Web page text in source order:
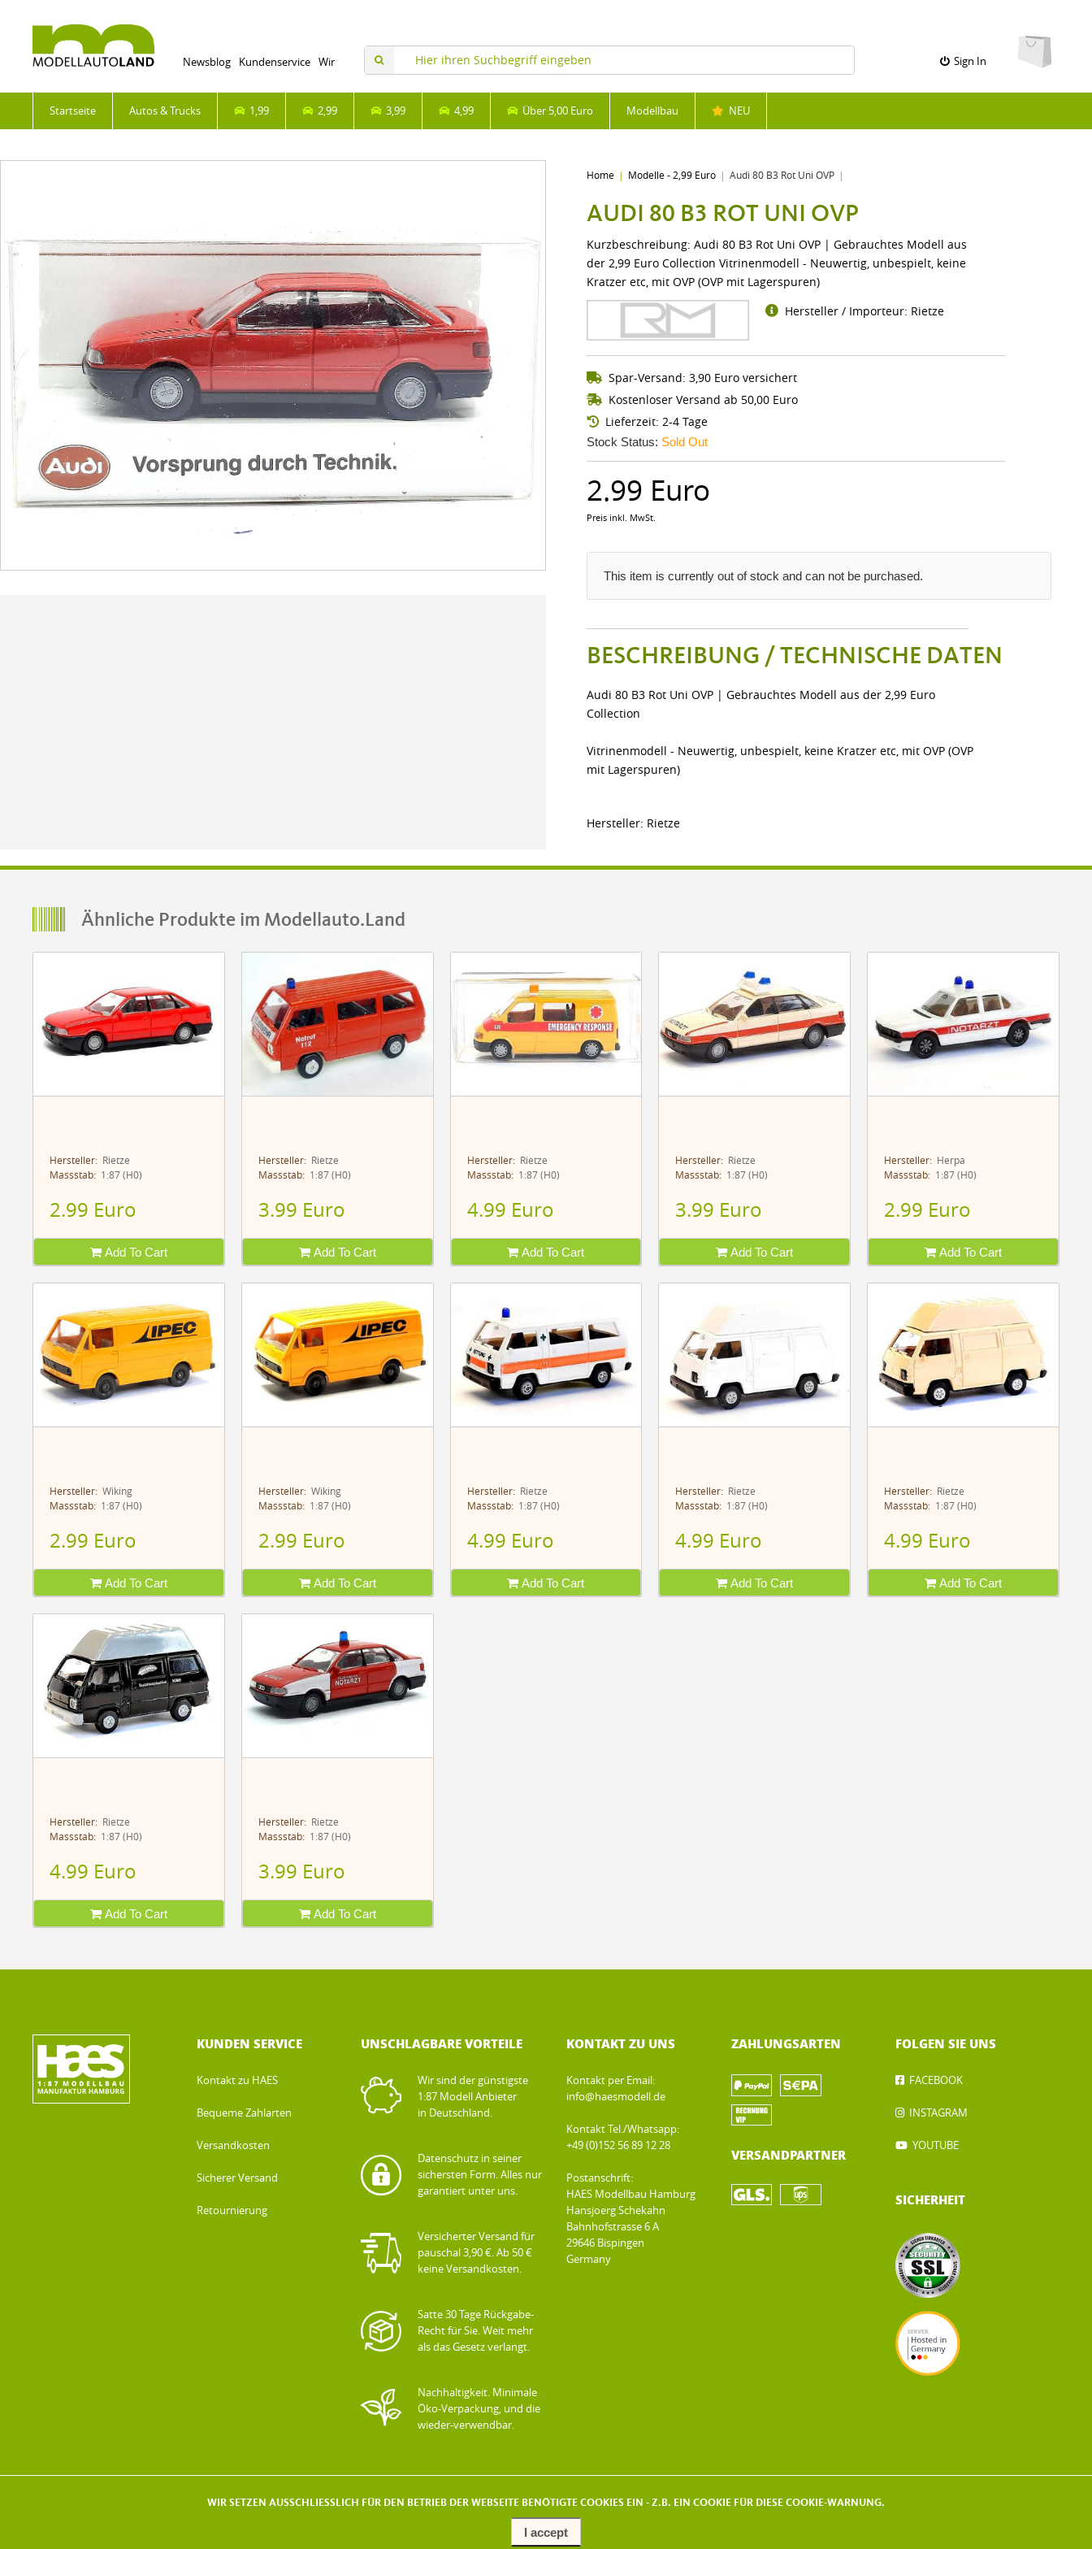
WIR SETZEN AUSSCHLIESSLICH FÜR DEN BETRIEB DER WEBSEITE BENÖTIGTE COOKIES EIN - Z.B. EIN COOKIE FÜR DIESE COOKIE-WARNUNG.
I accept
Newsblog Kundenservice Wir Sign In
Startseite Autos & Trucks 1,99 2,99 3,99 4,99 Über 5,00 Euro Modellbau NEU
Home Modelle - 2,99 Euro Audi 80 B3 Rot Uni OVP
AUDI 80 B3 ROT UNI OVP
Kurzbeschreibung: Audi 80 B3 Rot Uni OVP | Gebrauchtes Modell aus
der 2,99 Euro Collection Vitrinenmodell - Neuwertig, unbespielt, keine
Kratzer etc, mit OVP (OVP mit Lagerspuren)
Hersteller / Importeur: Rietze
Spar-Versand: 3,90 Euro versichert
Kostenloser Versand ab 50,00 Euro
Lieferzeit: 2-4 Tage
Stock Status: Sold Out
2.99 Euro
Preis inkl. MwSt.
This item is currently out of stock and can not be purchased.
BESCHREIBUNG / TECHNISCHE DATEN
Audi 80 B3 Rot Uni OVP | Gebrauchtes Modell aus der 2,99 Euro
Collection
Vitrinenmodell - Neuwertig, unbespielt, keine Kratzer etc, mit OVP (OVP
mit Lagerspuren)
Hersteller: Rietze
Ähnliche Produkte im Modellauto.Land
Hersteller: Rietze
Massstab: 1:87 (H0)
2.99 Euro
Add To Cart
Hersteller:Rietze
Massstab:1:87 (H0)
3.99 Euro
Add To Cart
Hersteller:Rietze
Massstab:1:87 (H0)
4.99 Euro
Add To Cart
Hersteller: Rietze
Massstab: 1:87 (H0)
3.99 Euro
Add To Cart
Hersteller: Herpa
Massstab: 1:87 (H0)
2.99 Euro
Add To Cart
Hersteller: Wiking
Massstab: 1:87 (H0)
2.99 Euro
Add To Cart
Hersteller:Wiking
Massstab:1:87 (H0)
2.99 Euro
Add To Cart
Hersteller:Rietze
Massstab:1:87 (H0)
4.99 Euro
Add To Cart
Hersteller: Rietze
Massstab: 1:87 (H0)
4.99 Euro
Add To Cart
Hersteller: Rietze
Massstab: 1:87 (H0)
4.99 Euro
Add To Cart
Hersteller: Rietze
Massstab: 1:87 (H0)
4.99 Euro
Add To Cart
Hersteller:Rietze
Massstab:1:87 (H0)
3.99 Euro
Add To Cart
KUNDEN SERVICE
Kontakt zu HAES
Bequeme Zahlarten
Versandkosten
Sicherer Versand
Retournierung
UNSCHLAGBARE VORTEILE
Wir sind der günstigste
1:87 Modell Anbieter
in Deutschland.
Datenschutz in seiner
sichersten Form. Alles nur
garantiert unter uns.
Versicherter Versand für
pauschal 3,90 €. Ab 50 €
keine Versandkosten.
Satte 30 Tage Rückgabe-
Recht für Sie. Weit mehr
als das Gesetz verlangt.
Nachhaltigkeit. Minimale
Öko-Verpackung, und die
wieder-verwendbar.
KONTAKT ZU UNS
Kontakt per Email:
info@haesmodell.de
Kontakt Tel./Whatsapp:
+49 (0)152 56 89 12 28
Postanschrift:
HAES Modellbau Hamburg
Hansjoerg Schekahn
Bahnhofstrasse 6 A
29646 Bispingen
Germany
ZAHLUNGSARTEN
VERSANDPARTNER
FOLGEN SIE UNS
FACEBOOK
INSTAGRAM
YOUTUBE
SICHERHEIT